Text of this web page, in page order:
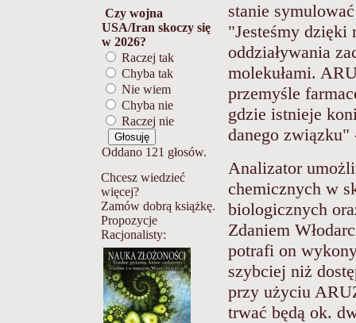
Czy wojna
USA/Iran skoczy się
w 2026?
Raczej tak
Chyba tak
Nie wiem
Chyba nie
Raczej nie
Oddano 121 głosów.
Chcesz wiedzieć
więcej?
Zamów dobrą książkę.
Propozycje
Racjonalisty:
stanie
"Jesteśmy dzięki
oddziaływania
molekułami.
przemyśle
gdzie istnieje
danego związku"
Analizator
chemicznych w
biologicznych
Zdaniem
potrafi on
szybciej niż
przy użyciu
trwać będą ok.